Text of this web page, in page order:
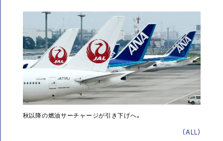
秋以降の燃油サーチャージが引き下げへ。
(ALL)